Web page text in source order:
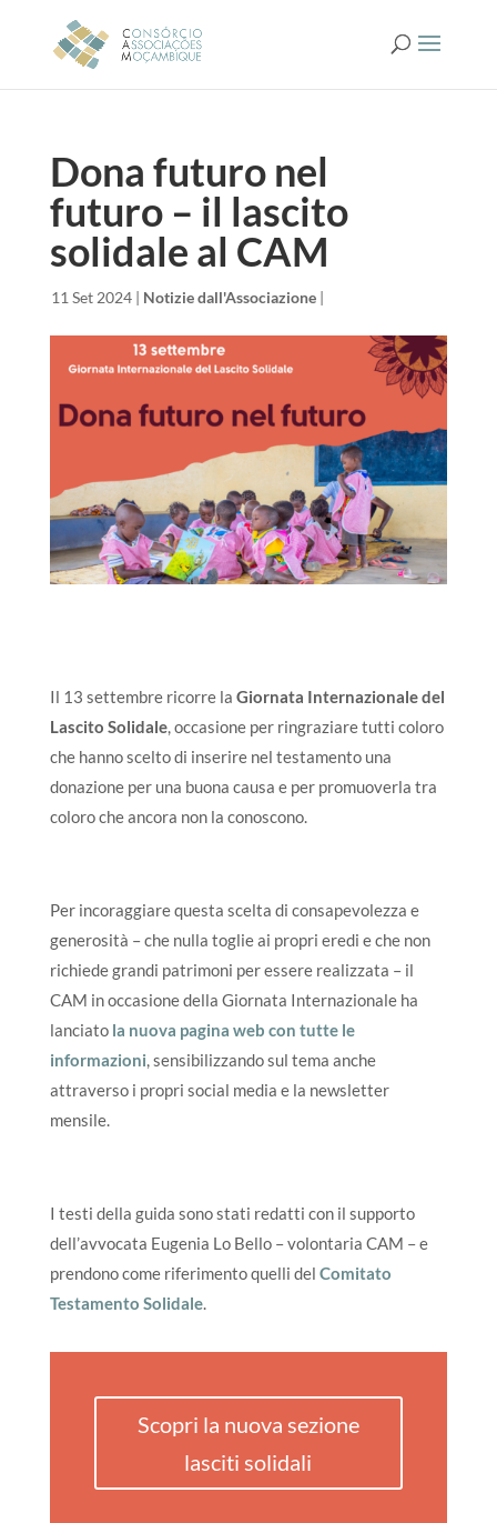
Dona futuro nel
futuro – il lascito
solidale al CAM
11 Set 2024| Notizie dall'Associazione|
Il 13 settembre ricorre la Giornata Internazionale del
Lascito Solidale, occasione per ringraziare tutti coloro
che hanno scelto di inserire nel testamento una
donazione per una buona causa e per promuoverla tra
coloro che ancora non la conoscono.
Per incoraggiare questa scelta di consapevolezza e
generosità – che nulla toglie ai propri eredi e che non
richiede grandi patrimoni per essere realizzata – il
CAM in occasione della Giornata Internazionale ha
lanciato la nuova pagina web con tutte le
informazioni, sensibilizzando sul tema anche
attraverso i propri social media e la newsletter
mensile.
I testi della guida sono stati redatti con il supporto
dell’avvocata Eugenia Lo Bello – volontaria CAM – e
prendono come riferimento quelli del Comitato
Testamento Solidale.
Scopri la nuova sezione
lasciti solidali